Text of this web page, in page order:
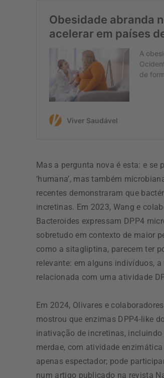
Mas a pergunta nova é esta: e se
‘humana’, mas também
recentes demonstraram que
incretinas. Em 2023, Wang e
Bacteroides expressam DPP4
sobretudo em contexto de maior
como a sitagliptina, parecem ter
relevante: em alguns indivíduos,
relacionada com uma atividade
Em 2024, Olivares e
mostrou que enzimas DPP4-like
inativação de incretinas, incluindo
merdae, com atividade
apenas espectador; pode
num artigo publicado na revista